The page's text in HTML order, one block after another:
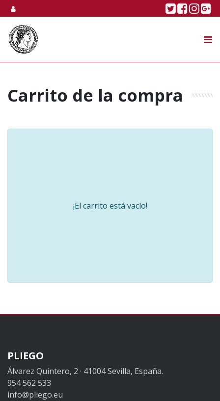
Skip to content Twitter
Carrito de la compra
¡El carrito está vacío!
PLIEGO
Álvarez Quintero, 2 · 41004 Sevilla, España.
954 562 533
info@pliego.eu
TIENDA ONLINE
NOSOTROS